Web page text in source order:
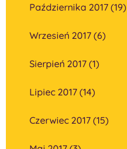
Października 2017 (19)
Wrzesień 2017 (6)
Sierpień 2017 (1)
Lipiec 2017 (14)
Czerwiec 2017 (15)